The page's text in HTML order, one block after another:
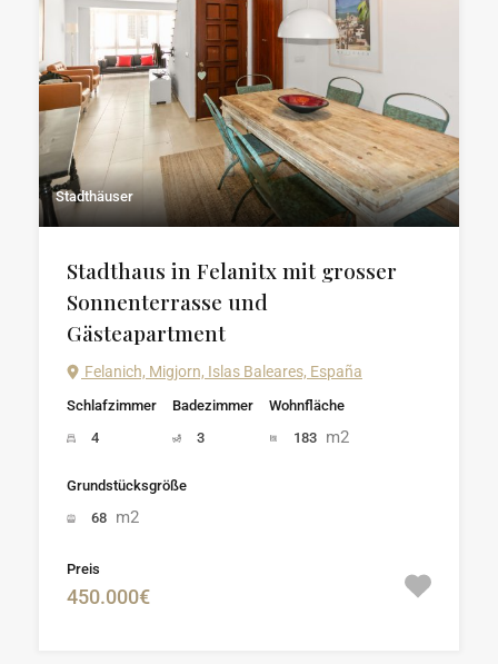
Stadthäuser
Stadthaus in Felanitx mit grosser
Sonnenterrasse und
Gästeapartment
Felanich, Migjorn, Islas Baleares, España
Schlafzimmer
4
Badezimmer
3
Wohnfläche
183 m2
Grundstücksgröße
68 m2
Preis
450.000€